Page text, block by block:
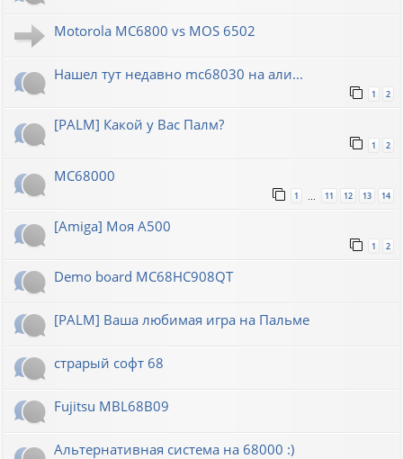
Motorola MC6800 vs MOS 6502
Нашел тут недавно mc68030 на али...
1 2
[PALM] Какой у Вас Палм?
1 2
MC68000
1 11 12 13 14
[Amiga] Моя A500
1 2
Demo board MC68HC908QT
[PALM] Ваша любимая игра на Пальме
страрый софт 68
Fujitsu MBL68B09
Альтернативная система на 68000 :)